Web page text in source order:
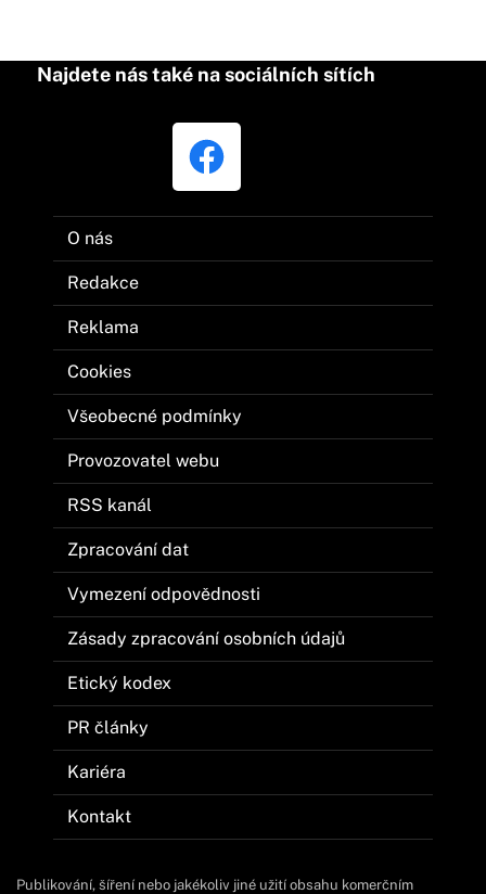
Najdete nás také na sociálních sítích
O nás
Redakce
Reklama
Cookies
Všeobecné podmínky
Provozovatel webu
RSS kanál
Zpracování dat
Vymezení odpovědnosti
Zásady zpracování osobních údajů
Etický kodex
PR články
Kariéra
Kontakt
Publikování, šíření nebo jakékoliv jiné užití obsahu komerčním